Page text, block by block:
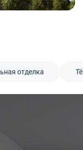
отделка